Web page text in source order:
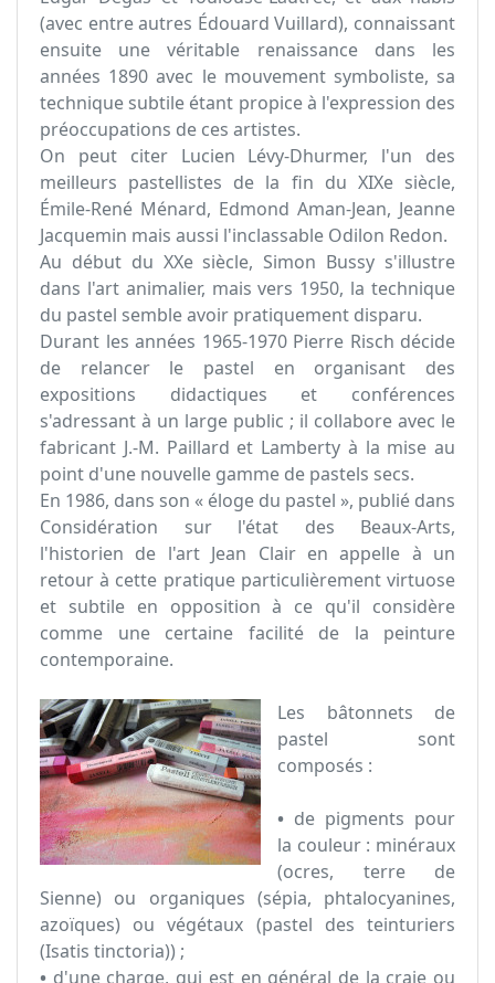
(avec entre autres Édouard Vuillard), connaissant
ensuite une véritable renaissance dans les
années 1890 avec le mouvement symboliste, sa
technique subtile étant propice à l'expression des
préoccupations de ces artistes.
On peut citer Lucien Lévy-Dhurmer, l'un des
meilleurs pastellistes de la fin du XIXe siècle,
Émile-René Ménard, Edmond Aman-Jean, Jeanne
Jacquemin mais aussi l'inclassable Odilon Redon.
Au début du XXe siècle, Simon Bussy s'illustre
dans l'art animalier, mais vers 1950, la technique
du pastel semble avoir pratiquement disparu.
Durant les années 1965-1970 Pierre Risch décide
de relancer le pastel en organisant des
expositions didactiques et conférences
s'adressant à un large public ; il collabore avec le
fabricant J.-M. Paillard et Lamberty à la mise au
point d'une nouvelle gamme de pastels secs.
En 1986, dans son « éloge du pastel », publié dans
Considération sur l'état des Beaux-Arts,
l'historien de l'art Jean Clair en appelle à un
retour à cette pratique particulièrement virtuose
et subtile en opposition à ce qu'il considère
comme une certaine facilité de la peinture
contemporaine.
Les bâtonnets de
pastel sont
composés :
• de pigments pour
la couleur : minéraux
(ocres, terre de
Sienne) ou organiques (sépia, phtalocyanines,
azoïques) ou végétaux (pastel des teinturiers
(Isatis tinctoria)) ;
• d'une charge, qui est en général de la craie ou